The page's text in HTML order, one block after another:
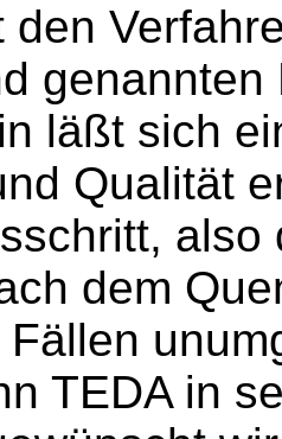
den
läßt sich
Qualität
also
dem
TEDA in